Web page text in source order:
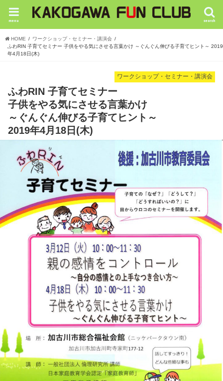
search
menu
HOME
ワークショップ・セミナー・講演会
ふわRIN 子育てセミナー 子供をやる気にさせる言葉かけ ～ぐんぐん伸びる子育てヒント～ 2019
年4月18日(木)
ワークショップ・セミナー・講演会
ふわRIN 子育てセミナー
子供をやる気にさせる言葉かけ
～ぐんぐん伸びる子育てヒント～
2019年4月18日(木)